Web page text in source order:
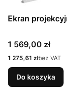
Ekran
Cena
1 569,00 zł
Cena
1 275,61 złbez VAT
Do koszyka